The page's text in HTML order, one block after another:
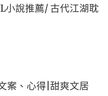
小說推薦/ 古代江湖耽
案、心得|甜爽文居